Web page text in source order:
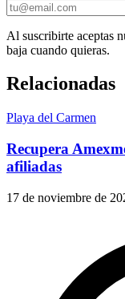
Al suscribirte aceptas
baja cuando quieras.
Relacionadas
Playa del Carmen
Recupera
afiliadas
17 de noviembre de